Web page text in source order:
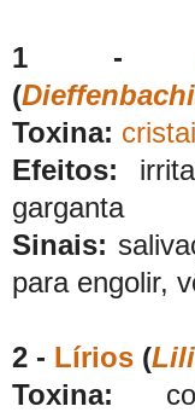
1 -
(
Toxina:
Efeitos:
garganta
Sinais:
para engolir,
2 - Lírios (
Toxina: